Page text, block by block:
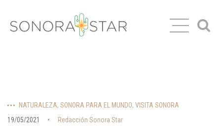
NATURALEZA, SONORA PARA EL MUNDO, VISITA SONORA
19/05/2021
Redacción Sonora Star